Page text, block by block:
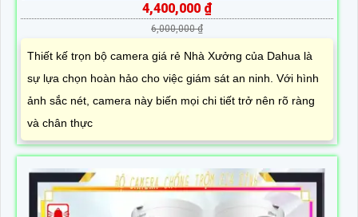
4,400,000 ₫
6,000,000 ₫
Thiết kế trọn bộ camera giá rẻ Nhà Xưởng của Dahua là
sự lựa chọn hoàn hảo cho việc giám sát an ninh. Với hình
ảnh sắc nét, camera này biến mọi chi tiết trở nên rõ ràng
và chân thực